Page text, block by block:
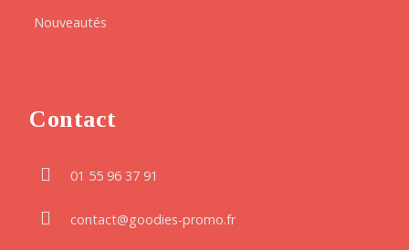
Nouveautés
Contact
01 55 96 37 91
contact@goodies-promo.fr